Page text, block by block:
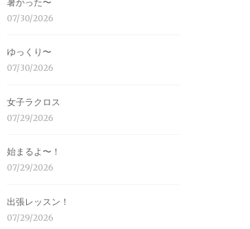
07/30/2026
ゆっくり〜
07/30/2026
女子ラクロス
07/29/2026
始まるよ〜！
07/29/2026
出張レッスン！
07/29/2026